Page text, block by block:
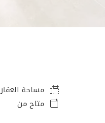
مساحة العقار
متاح من